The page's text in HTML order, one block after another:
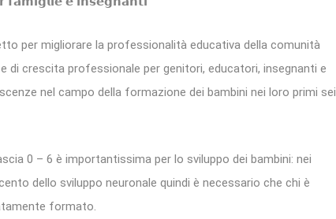
per migliorare la professionalità educativa della comunità
di crescita professionale per genitori, educatori, insegnanti e
nel campo della formazione dei bambini nei loro primi sei
0 – 6 è importantissima per lo sviluppo dei bambini: nei
dello sviluppo neuronale quindi è necessario che chi è
formato.